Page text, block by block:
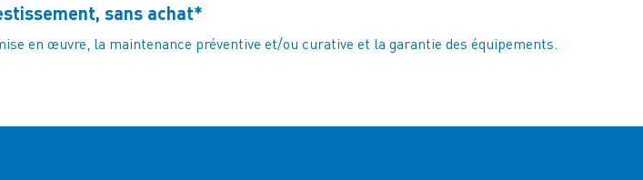
sans achat*
en œuvre, la maintenance préventive et/ou curative et la garantie des équipements.